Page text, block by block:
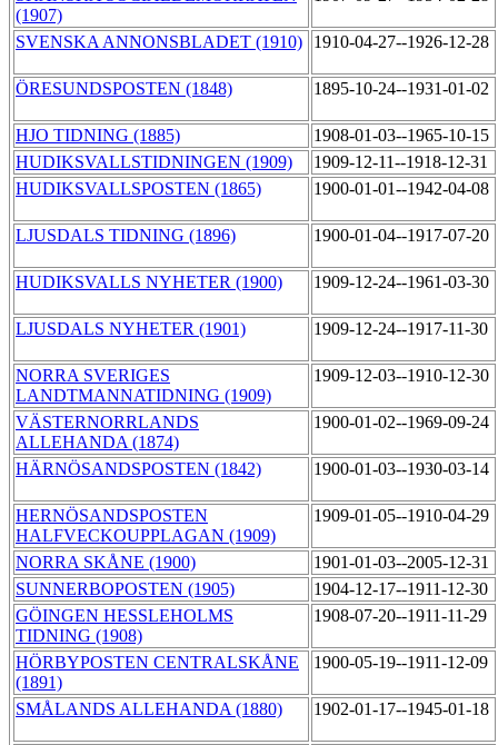
(1907)
SVENSKA ANNONSBLADET (1910) 1910-04-27--1926-12-28
ÖRESUNDSPOSTEN (1848) 1895-10-24--1931-01-02
HJO TIDNING (1885)
1908-01-03--1965-10-15
HUDIKSVALLSTIDNINGEN (1909)
1909-12-11--1918-12-31
HUDIKSVALLSPOSTEN (1865)
1900-01-01--1942-04-08
LJUSDALS TIDNING (1896) 1900-01-04--1917-07-20
HUDIKSVALLS NYHETER (1900) 1909-12-24--1961-03-30
LJUSDALS NYHETER (1901) 1909-12-24--1917-11-30
NORRA SVERIGES
LANDTMANNATIDNING (1909)
1909-12-03--1910-12-30
VÄSTERNORRLANDS
ALLEHANDA (1874)
1900-01-02--1969-09-24
HÄRNÖSANDSPOSTEN (1842) 1900-01-03--1930-03-14
HERNÖSANDSPOSTEN
HALFVECKOUPPLAGAN (1909)
1909-01-05--1910-04-29
NORRA SKÅNE (1900)
1901-01-03--2005-12-31
SUNNERBOPOSTEN (1905)
1904-12-17--1911-12-30
GÖINGEN HESSLEHOLMS
TIDNING (1908)
1908-07-20--1911-11-29
HÖRBYPOSTEN CENTRALSKÅNE
(1891)
1900-05-19--1911-12-09
SMÅLANDS ALLEHANDA (1880) 1902-01-17--1945-01-18